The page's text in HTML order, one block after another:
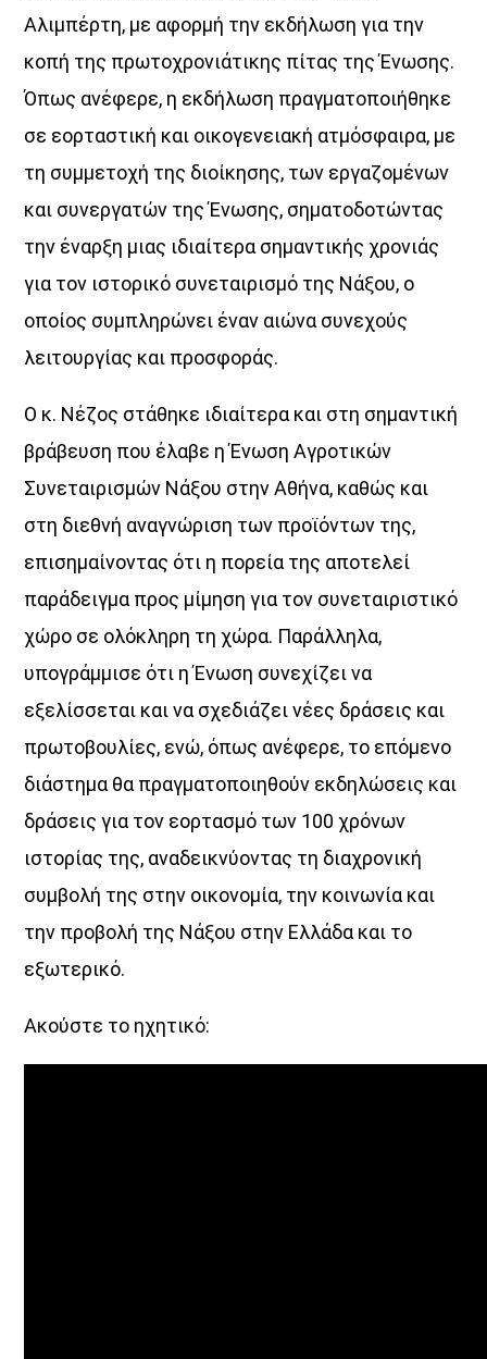
Η
από τις 16:00 έως τις 20:00,
δύο δυνατές ραδιοφωνικές φωνές ενώνονται στον αέρα.
συνδέεται ζωντανά με τον Voice 102.5,
φέρνοντας στο Αιγαίο τον παλμό της Αθήνας,
μέσα από μουσική, ενημέρωση, σύγχρονη αισθητική
και την ξεχωριστή ταυτότητα του Voice 102.5.
🎧 16:00 – 18:00
με τη Χαρά Αλεξανδροπούλου
🎧 18:00 – 20:00
της ενέργειας της πόλης με την αύρα του Αιγαίου.
θέματα από τον πολιτισμό και την κοινωνία,
νέες ιδέες, πρόσωπα και ό,τι συμβαίνει τώρα.
Ο Voice 102.5, το ραδιόφωνο της Athens Voice,
εκπέμπει από την καρδιά της Αθήνας
και μετατρέπει τον παλμό της πόλης… σε φωνή.
Κάθε Δευτέρα έως Παρασκευή
16:00 – 20:00
στον Aegean Voice 107.5
Γιατί όταν η Αθήνα συναντά το Αιγαίο…
Αλιμπέρτη, με αφορμή την εκδήλωση για την
κοπή της πρωτοχρονιάτικης πίτας της Ένωσης.
Όπως ανέφερε, η εκδήλωση πραγματοποιήθηκε
σε εορταστική και οικογενειακή ατμόσφαιρα, με
τη συμμετοχή της διοίκησης, των εργαζομένων
και συνεργατών της Ένωσης, σηματοδοτώντας
την έναρξη μιας ιδιαίτερα σημαντικής χρονιάς
για τον ιστορικό συνεταιρισμό της Νάξου, ο
οποίος συμπληρώνει έναν αιώνα συνεχούς
λειτουργίας και προσφοράς.
Ο κ. Νέζος στάθηκε ιδιαίτερα και στη σημαντική
βράβευση που έλαβε η Ένωση Αγροτικών
Συνεταιρισμών Νάξου στην Αθήνα, καθώς και
στη διεθνή αναγνώριση των προϊόντων της,
επισημαίνοντας ότι η πορεία της αποτελεί
παράδειγμα προς μίμηση για τον συνεταιριστικό
χώρο σε ολόκληρη τη χώρα. Παράλληλα,
υπογράμμισε ότι η Ένωση συνεχίζει να
εξελίσσεται και να σχεδιάζει νέες δράσεις και
πρωτοβουλίες, ενώ, όπως ανέφερε, το επόμενο
διάστημα θα πραγματοποιηθούν εκδηλώσεις και
δράσεις για τον εορτασμό των 100 χρόνων
ιστορίας της, αναδεικνύοντας τη διαχρονική
συμβολή της στην οικονομία, την κοινωνία και
την προβολή της Νάξου στην Ελλάδα και το
εξωτερικό.
Ακούστε το ηχητικό: